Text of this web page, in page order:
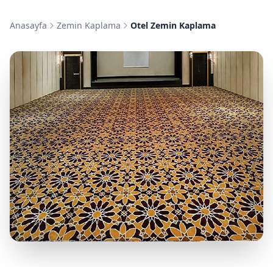
Anasayfa Zemin Kaplama Otel Zemin Kaplama